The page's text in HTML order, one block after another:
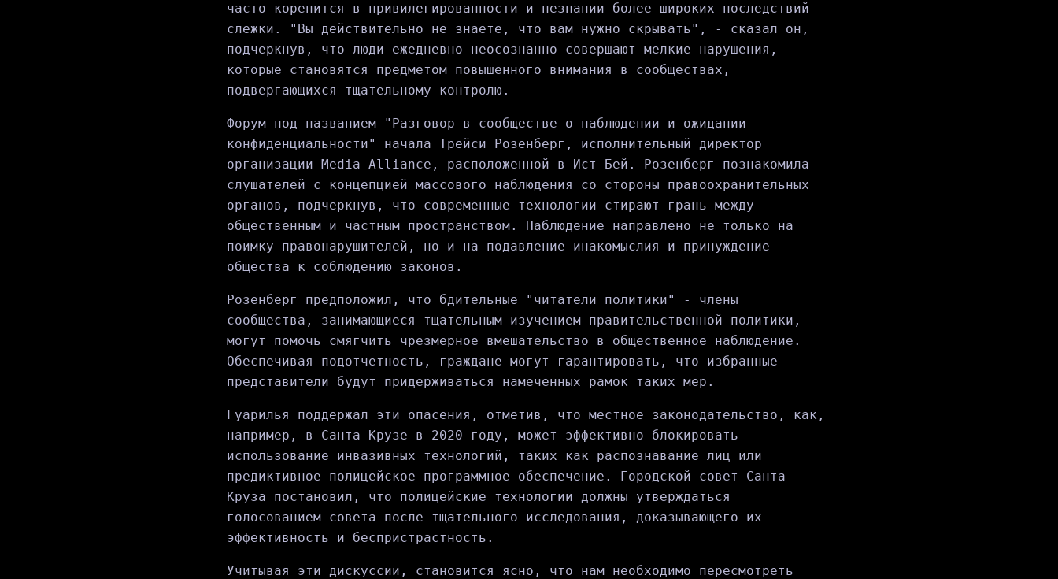
часто коренится в привилегированности и незнании более широких последствий
слежки. "Вы действительно не знаете, что вам нужно скрывать", - сказал он,
подчеркнув, что люди ежедневно неосознанно совершают мелкие нарушения,
которые становятся предметом повышенного внимания в сообществах,
подвергающихся тщательному контролю.
Форум под названием "Разговор в сообществе о наблюдении и ожидании
конфиденциальности" начала Трейси Розенберг, исполнительный директор
организации Media Alliance, расположенной в Ист-Бей. Розенберг познакомила
слушателей с концепцией массового наблюдения со стороны правоохранительных
органов, подчеркнув, что современные технологии стирают грань между
общественным и частным пространством. Наблюдение направлено не только на
поимку правонарушителей, но и на подавление инакомыслия и принуждение
общества к соблюдению законов.
Розенберг предположил, что бдительные "читатели политики" - члены
сообщества, занимающиеся тщательным изучением правительственной политики, -
могут помочь смягчить чрезмерное вмешательство в общественное наблюдение.
Обеспечивая подотчетность, граждане могут гарантировать, что избранные
представители будут придерживаться намеченных рамок таких мер.
Гуарилья поддержал эти опасения, отметив, что местное законодательство, как,
например, в Санта-Крузе в 2020 году, может эффективно блокировать
использование инвазивных технологий, таких как распознавание лиц или
предиктивное полицейское программное обеспечение. Городской совет Санта-
Круза постановил, что полицейские технологии должны утверждаться
голосованием совета после тщательного исследования, доказывающего их
эффективность и беспристрастность.
Учитывая эти дискуссии, становится ясно, что нам необходимо пересмотреть